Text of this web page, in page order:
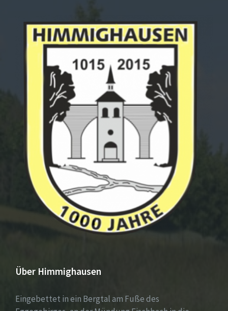
Über Himmighausen
Eingebettet in ein Bergtal am Fuße des